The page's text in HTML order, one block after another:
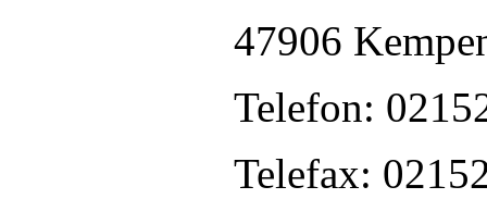
47906
Telefon:
Telefax: